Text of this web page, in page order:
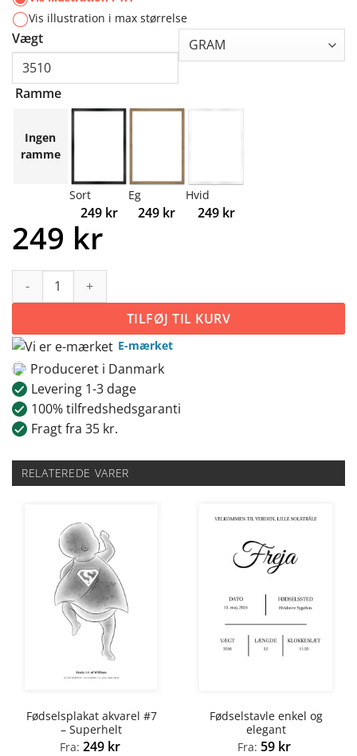
Vis illustration i max størrelse
Vægt
Ramme
Ingen
ramme
Sort
249 kr
Eg
249 kr
Hvid
249 kr
249 kr
Fødselsplakat enkel skitse #6 - Ballerina fe antal
TILFØJ TIL KURV
E-mærket
Produceret i Danmark
Levering 1-3 dage
100% tilfredshedsgaranti
Fragt fra 35 kr.
RELATEREDE VARER
Fødselsplakat akvarel #7
– Superhelt
Fra: 249 kr
Fødselstavle enkel og
elegant
Fra: 59 kr